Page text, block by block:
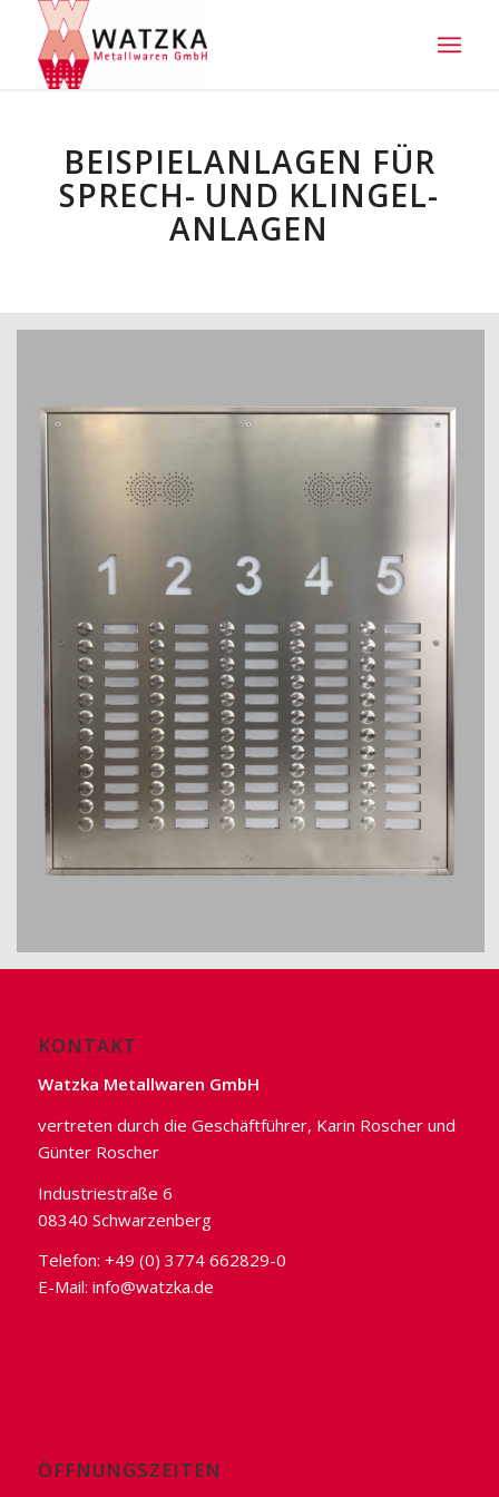
BEISPIELANLAGEN FÜR
SPRECH- UND KLINGEL-
ANLAGEN
KONTAKT
Watzka Metallwaren GmbH
vertreten durch die Geschäftführer, Karin Roscher und
Günter Roscher
Industriestraße 6
08340 Schwarzenberg
Telefon: +49 (0) 3774 662829-0
E-Mail: info@watzka.de
ÖFFNUNGSZEITEN